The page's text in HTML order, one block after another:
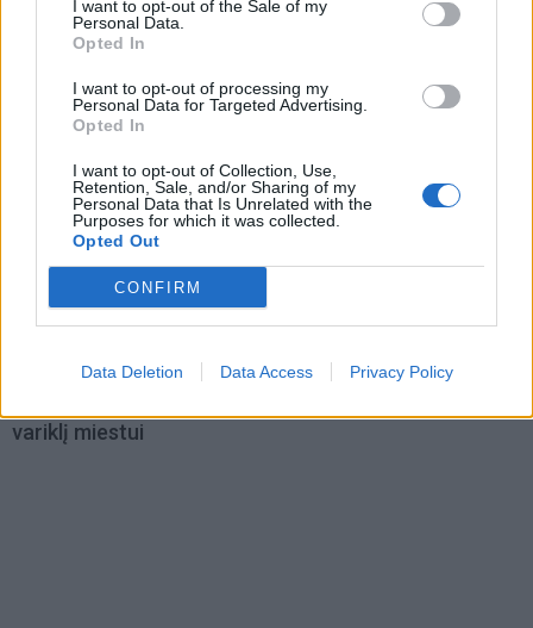
I want to opt-out of the Sale of my
Personal Data.
Opted In
I want to opt-out of processing my
Personal Data for Targeted Advertising.
Opted In
I want to opt-out of Collection, Use,
Retention, Sale, and/or Sharing of my
Personal Data that Is Unrelated with the
Purposes for which it was collected.
Opted Out
CONFIRM
Data Deletion Data Access Privacy Policy
„Samsung“ telefonuose
rasta galimybė atgauti iki
10 GB atminties
neištrinant programėlių
Vartotojai išrinko
„Android“ telefonus:
lyderis nustebino
atstumus? Specialistai
variklį miestui
kiek ir kokių daugiausiai